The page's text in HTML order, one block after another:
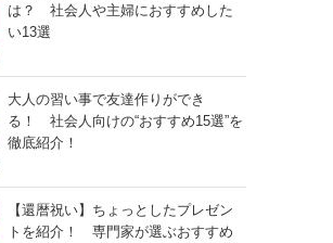
は？ 社会人や主婦におすすめした
い13選
大人の習い事で友達作りができ
る！ 社会人向けの“おすすめ15選”を
徹底紹介！
【還暦祝い】ちょっとしたプレゼン
トを紹介！ 専門家が選ぶおすすめ